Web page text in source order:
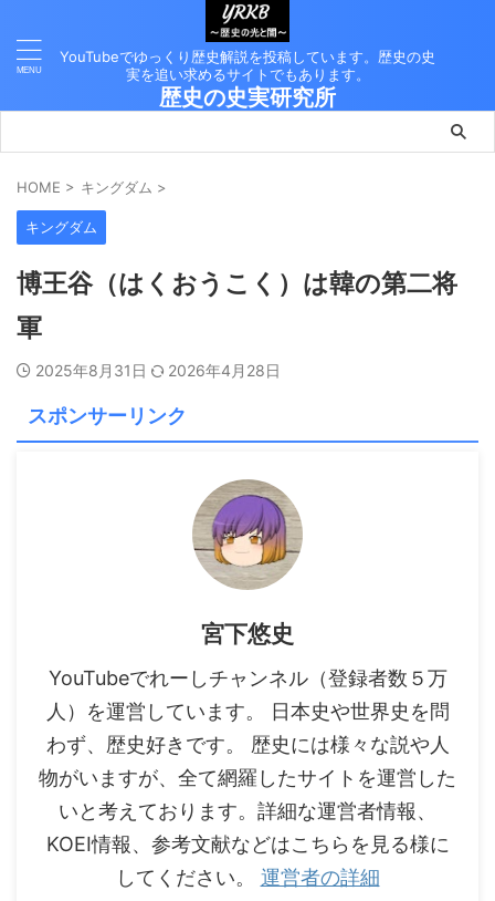
YouTubeでゆっくり歴史解説を投稿しています。歴史の史
実を追い求めるサイトでもあります。
歴史の史実研究所
HOME > キングダム >
キングダム
博王谷（はくおうこく）は韓の第二将
軍
2025年8月31日 2026年4月28日
スポンサーリンク
宮下悠史
YouTubeでれーしチャンネル（登録者数５万
人）を運営しています。 日本史や世界史を問
わず、歴史好きです。 歴史には様々な説や人
物がいますが、全て網羅したサイトを運営した
いと考えております。詳細な運営者情報、
KOEI情報、参考文献などはこちらを見る様に
してください。 運営者の詳細